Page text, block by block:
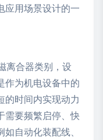
应用场景设计的一
离合器类别，设
作为机电设备中的
的时间内实现动力
需要频繁启停、快
自动化装配线、